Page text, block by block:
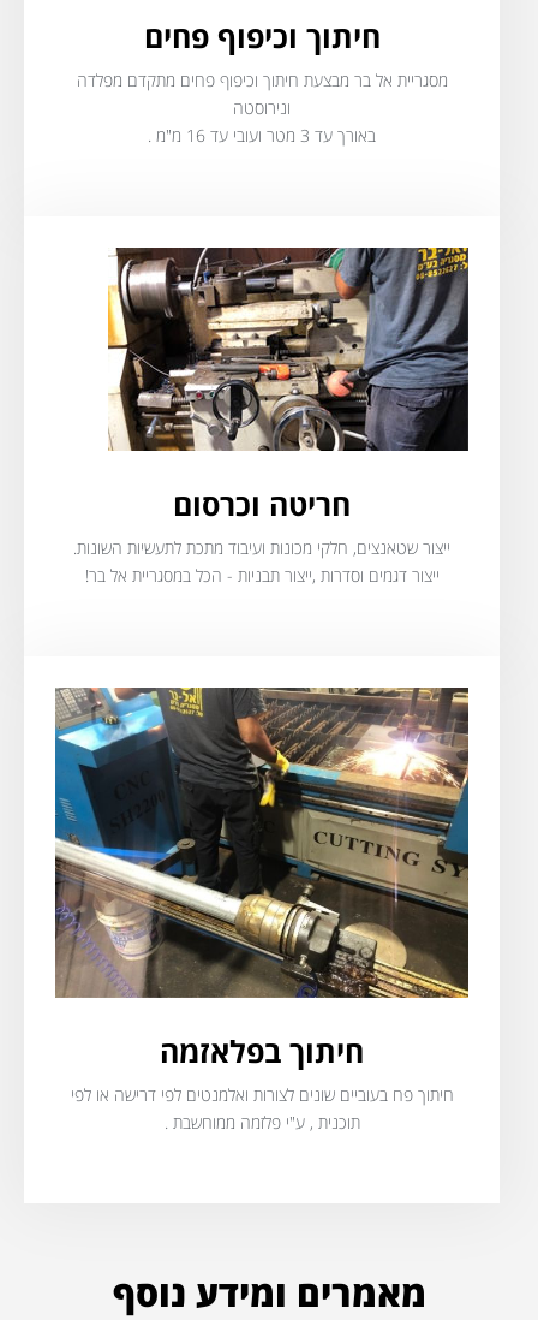
חיתוך וכיפוף פחים​
מסגריית אל בר מבצעת חיתוך וכיפוף פחים מתקדם מפלדה
ונירוסטה
באורך עד 3 מטר ועובי עד 16 מ"מ .
חריטה וכרסום
ייצור שטאנצים, חלקי מכונות ועיבוד מתכת לתעשיות השונות.
ייצור דגמים וסדרות ,ייצור תבניות - הכל במסגריית אל בר!
חיתוך בפלאזמה
חיתוך פח בעוביים שונים לצורות ואלמנטים לפי דרישה או לפי
תוכנית , ע"י פלזמה ממוחשבת .
מאמרים ומידע נוסף